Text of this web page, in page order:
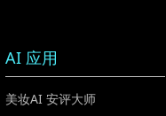
AI 应用
美妆AI 安评大师